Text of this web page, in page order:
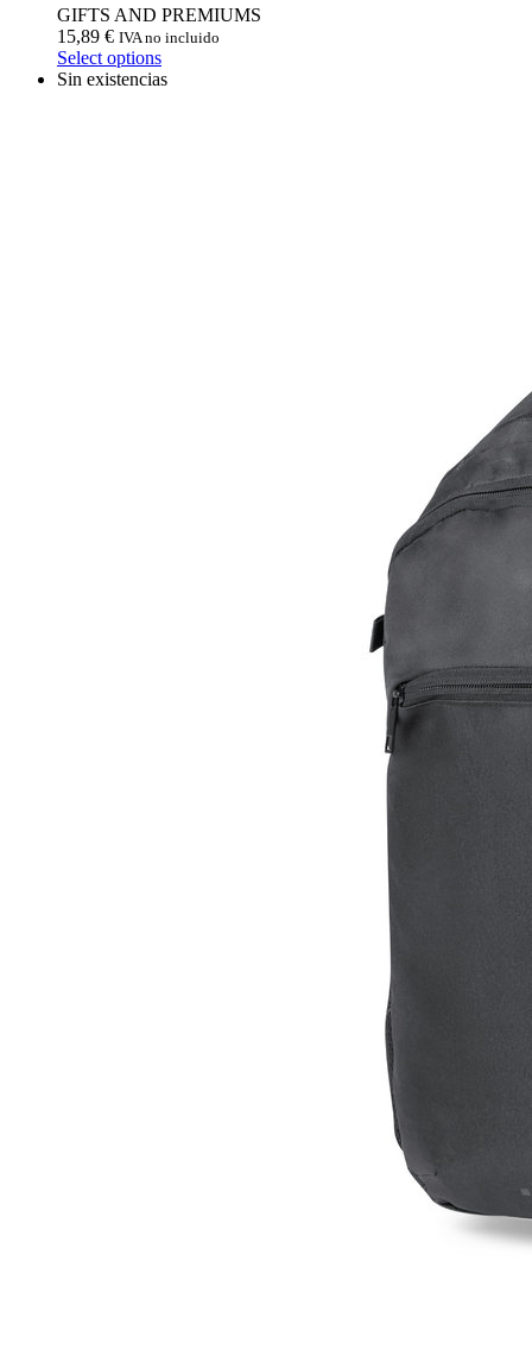
GIFTS AND PREMIUMS
15,89 € IVA no incluido
Select options
Sin existencias